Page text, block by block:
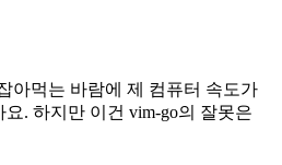
아먹는 바람에 제 컴퓨터 속도가
. 하지만 이건 vim-go의 잘못은